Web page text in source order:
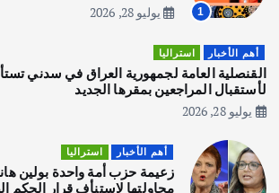
3
يوليو 30, 2026
المقبل
1
يوليو 28, 2026
أهم الأخبار استراليا
القنصلية العامة لجمهورية العراق في سدني
لأستقبال المراجعين بمقرها الجديد
يوليو 28, 2026
أهم الأخبار استراليا
زعيمة حزب أمة واحدة بولين
محاولتها لاستنأف قرار الحكم